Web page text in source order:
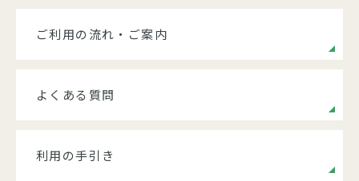
ご利用の流れ・ご案内
よくある質問
利用の手引き